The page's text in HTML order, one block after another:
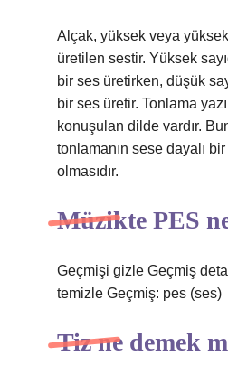
Alçak, yüksek veya
üretilen sestir. Yüksek
bir ses üretirken, düşük
bir ses üretir. Tonlama
konuşulan dilde vardır.
tonlamanın sese dayalı
olmasıdır.
Müzikte PES
Geçmişi gizle Geçmiş
temizle Geçmiş: pes (ses)
Tiz ne demek